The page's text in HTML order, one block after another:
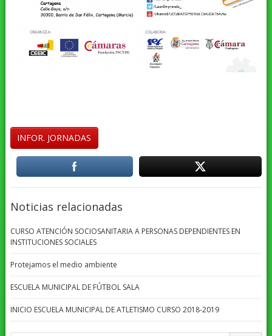
INFOR. JORNADAS
Noticias relacionadas
CURSO ATENCIÓN SOCIOSANITARIA A PERSONAS DEPENDIENTES EN
INSTITUCIONES SOCIALES
Protejamos el medio ambiente
ESCUELA MUNICIPAL DE FÚTBOL SALA
INICIO ESCUELA MUNICIPAL DE ATLETISMO CURSO 2018-2019